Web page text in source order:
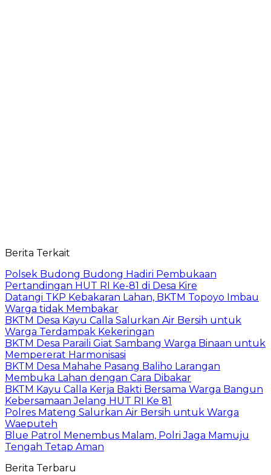
Berita Terkait
Polsek Budong Budong Hadiri Pembukaan
Pertandingan HUT RI Ke-81 di Desa Kire
Datangi TKP Kebakaran Lahan, BKTM Topoyo Imbau
Warga tidak Membakar
BKTM Desa Kayu Calla Salurkan Air Bersih untuk
Warga Terdampak Kekeringan
BKTM Desa Paraili Giat Sambang Warga Binaan untuk
Mempererat Harmonisasi
BKTM Desa Mahahe Pasang Baliho Larangan
Membuka Lahan dengan Cara Dibakar
BKTM Kayu Calla Kerja Bakti Bersama Warga Bangun
Kebersamaan Jelang HUT RI Ke 81
Polres Mateng Salurkan Air Bersih untuk Warga
Waeputeh
Blue Patrol Menembus Malam, Polri Jaga Mamuju
Tengah Tetap Aman
Berita Terbaru